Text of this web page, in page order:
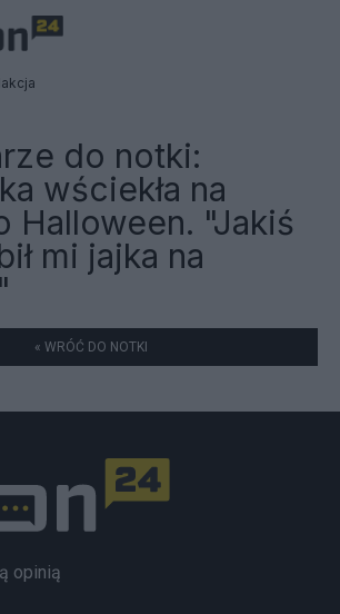
do notki:
wściekła na
Halloween. "Jakiś
mi jajka na
« WRÓĆ DO NOTKI
opinią